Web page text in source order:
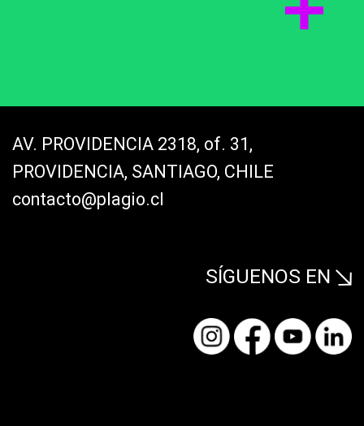
AV. PROVIDENCIA 2318, of. 31,
PROVIDENCIA, SANTIAGO, CHILE
contacto@plagio.cl
SÍGUENOS EN